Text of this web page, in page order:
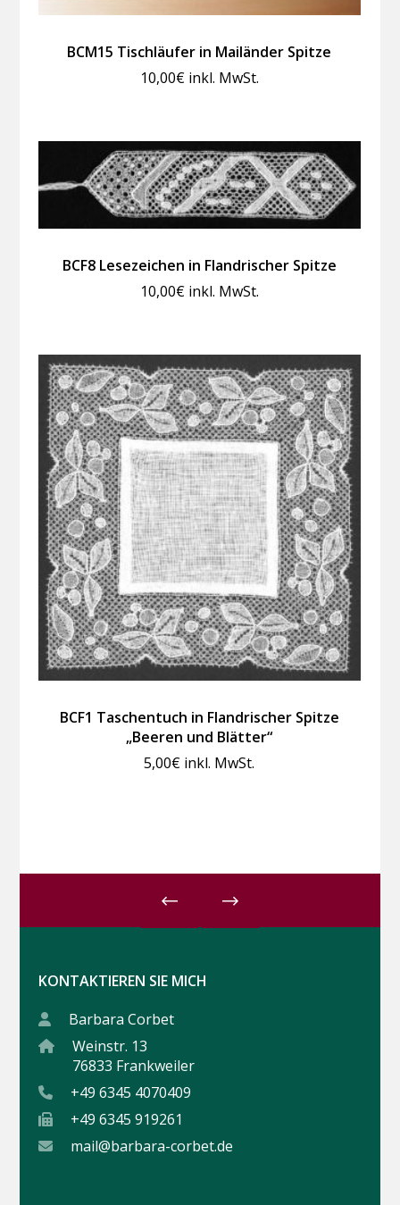
BCM15 Tischläufer in Mailänder Spitze
10,00€ inkl. MwSt.
BCF8 Lesezeichen in Flandrischer Spitze
10,00€ inkl. MwSt.
BCF1 Taschentuch in Flandrischer Spitze
„Beeren und Blätter“
5,00€ inkl. MwSt.
KONTAKTIEREN SIE MICH
Barbara Corbet
Weinstr. 13
76833 Frankweiler
+49 6345 4070409
+49 6345 919261
mail@barbara-corbet.de